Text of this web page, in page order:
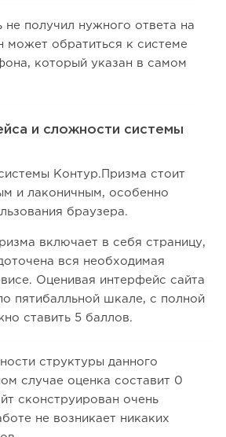
не получил нужного ответа на
может обратиться к системе
который указан в самом
и сложности системы
Контур.Призма стоит
и лаконичным, особенно
браузера.
включает в себя страницу,
вся необходимая
Оценивая интерфейс сайта
пятибалльной шкале, с полной
ставить 5 баллов.
структуры данного
случае оценка составит 0
сконструирован очень
не возникает никаких